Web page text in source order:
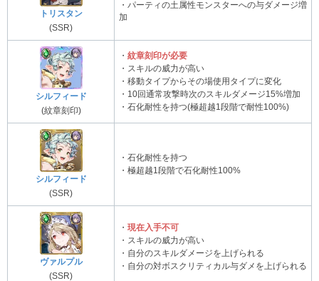
トリスタン
(SSR)
・パーティの土属性モンスターへの与ダメージ増
加
シルフィード
(紋章刻印)
・ 紋章刻印が必要
・スキルの威力が高い
・移動タイプからその場使用タイプに変化
・10回通常攻撃時次のスキルダメージ15%増加
・石化耐性を持つ(極超越1段階で耐性100%)
シルフィード
(SSR)
・石化耐性を持つ
・極超越1段階で石化耐性100%
ヴァルプル
(SSR)
・ 現在入手不可
・スキルの威力が高い
・自分のスキルダメージを上げられる
・自分の対ボスクリティカル与ダメを上げられる